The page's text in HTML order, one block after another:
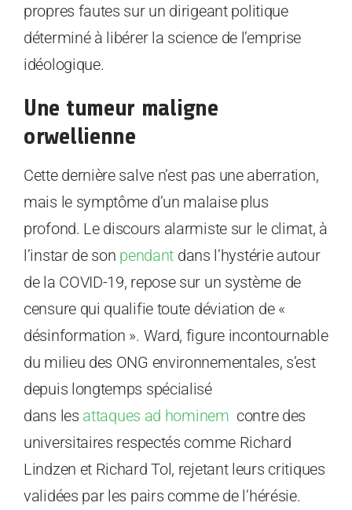
propres fautes sur un dirigeant politique
déterminé à libérer la science de l’emprise
idéologique.
Une tumeur maligne
orwellienne
Cette dernière salve n’est pas une aberration,
mais le symptôme d’un malaise plus
profond. Le discours alarmiste sur le climat, à
l’instar de son pendant dans l’hystérie autour
de la COVID-19, repose sur un système de
censure qui qualifie toute déviation de «
désinformation ». Ward, figure incontournable
du milieu des ONG environnementales, s’est
depuis longtemps spécialisé
dans les attaques ad hominem contre des
universitaires respectés comme Richard
Lindzen et Richard Tol, rejetant leurs critiques
validées par les pairs comme de l’hérésie.